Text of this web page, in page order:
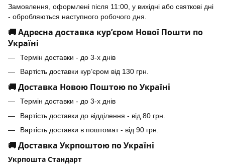
Замовлення, оформлені після 11:00, у вихідні або святкові дні
- обробляються наступного робочого дня.
🚚 Адресна доставка кур’єром Нової Пошти по
Україні
Термін доставки - до 3-х днів
Вартість доставки кур’єром від 130 грн.
🚚 Доставка Новою Поштою по Україні
Термін доставки - до 3-х днів
Вартість доставки до відділення - від 80 грн.
Вартість доставки в поштомат - від 90 грн.
🚚 Доставка Укрпоштою по Україні
Укрпошта Стандарт